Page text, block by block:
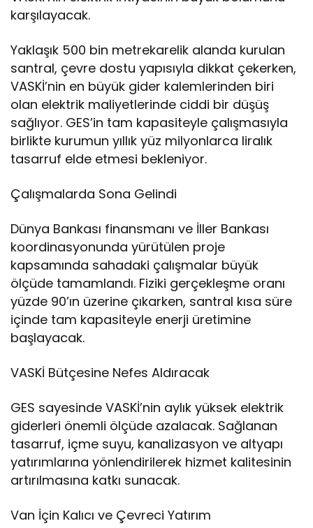
karşılayacak.
Yaklaşık 500 bin metrekarelik alanda kurulan
santral, çevre dostu yapısıyla dikkat çekerken,
VASKİ’nin en büyük gider kalemlerinden biri
olan elektrik maliyetlerinde ciddi bir düşüş
sağlıyor. GES’in tam kapasiteyle çalışmasıyla
birlikte kurumun yıllık yüz milyonlarca liralık
tasarruf elde etmesi bekleniyor.
Çalışmalarda Sona Gelindi
Dünya Bankası finansmanı ve İller Bankası
koordinasyonunda yürütülen proje
kapsamında sahadaki çalışmalar büyük
ölçüde tamamlandı. Fiziki gerçekleşme oranı
yüzde 90’ın üzerine çıkarken, santral kısa süre
içinde tam kapasiteyle enerji üretimine
başlayacak.
VASKİ Bütçesine Nefes Aldıracak
GES sayesinde VASKİ’nin aylık yüksek elektrik
giderleri önemli ölçüde azalacak. Sağlanan
tasarruf, içme suyu, kanalizasyon ve altyapı
yatırımlarına yönlendirilerek hizmet kalitesinin
artırılmasına katkı sunacak.
Van İçin Kalıcı ve Çevreci Yatırım